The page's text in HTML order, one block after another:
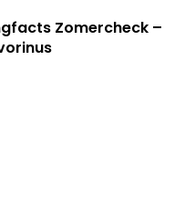
Zomercheck –